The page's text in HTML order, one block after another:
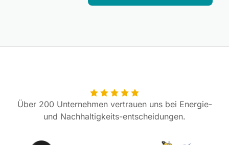
Über 200 Unternehmen vertrauen uns bei Energie-
und Nachhaltigkeits-entscheidungen.